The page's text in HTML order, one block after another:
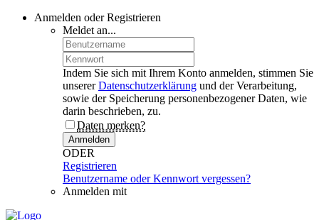
Anmelden oder Registrieren
Meldet an...
Indem Sie sich mit Ihrem Konto anmelden, stimmen Sie
unsererDatenschutzerklärung und der Verarbeitung,
sowie der Speicherung personenbezogener Daten, wie
darin beschrieben, zu.
Daten merken?
Anmelden
ODER
Registrieren
Benutzername oder Kennwort vergessen?
Anmelden mit